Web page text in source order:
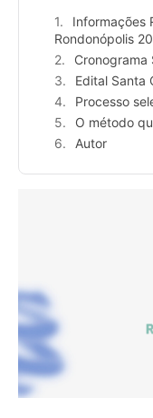
Informações
Rondonópolis
Cronograma
Edital Santa
Processo
O método
Autor